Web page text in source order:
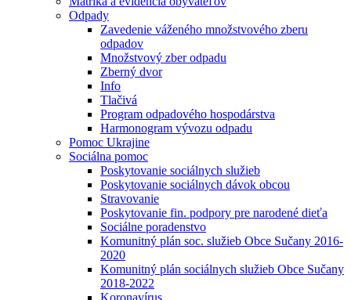
Odpady
Zavedenie váženého množstvového zberu
odpadov
Množstvový zber odpadu
Zberný dvor
Info
Tlačivá
Program odpadového hospodárstva
Harmonogram vývozu odpadu
Pomoc Ukrajine
Sociálna pomoc
Poskytovanie sociálnych služieb
Poskytovanie sociálnych dávok obcou
Stravovanie
Poskytovanie fin. podpory pre narodené dieťa
Sociálne poradenstvo
Komunitný plán soc. služieb Obce Sučany 2016-
2020
Komunitný plán sociálnych služieb Obce Sučany
2018-2022
Koronavírus